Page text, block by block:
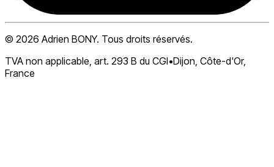
© 2026 Adrien BONY. Tous droits réservés.
TVA non applicable, art. 293 B du CGI•Dijon, Côte-d'Or,
France